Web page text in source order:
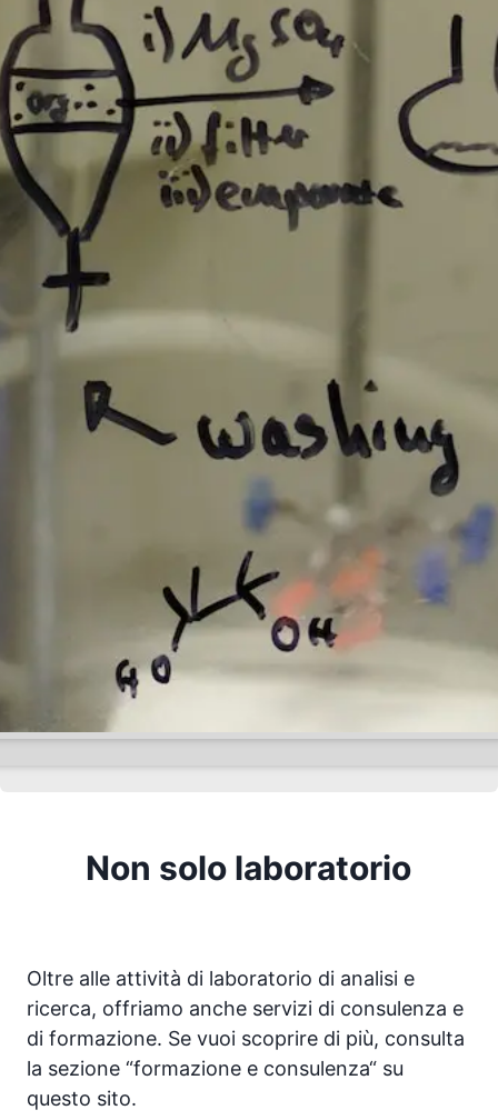
Non solo laboratorio
Oltre alle attività di laboratorio di analisi e
ricerca, offriamo anche servizi di consulenza e
di formazione. Se vuoi scoprire di più, consulta
la sezione “formazione e consulenza“ su
questo sito.